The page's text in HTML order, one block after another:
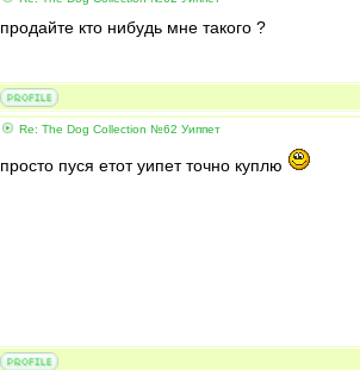
продайте кто нибудь мне такого ?
Re: The Dog Collection №62 Уиппет
просто пуся етот уипет точно куплю